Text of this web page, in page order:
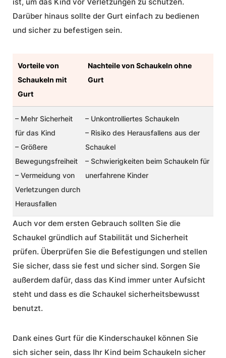
Darüber hinaus sollte der Gurt einfach zu bedienen
und sicher zu befestigen sein.
Vorteile von
Schaukeln mit
Gurt
Nachteile von Schaukeln ohne
Gurt
– Mehr Sicherheit
für das Kind
– Größere
Bewegungsfreiheit
– Vermeidung von
Verletzungen durch
Herausfallen
– Unkontrolliertes Schaukeln
– Risiko des Herausfallens aus der
Schaukel
– Schwierigkeiten beim Schaukeln für
unerfahrene Kinder
Auch vor dem ersten Gebrauch sollten Sie die
Schaukel gründlich auf Stabilität und Sicherheit
prüfen. Überprüfen Sie die Befestigungen und stellen
Sie sicher, dass sie fest und sicher sind. Sorgen Sie
außerdem dafür, dass das Kind immer unter Aufsicht
steht und dass es die Schaukel sicherheitsbewusst
benutzt.
Dank eines Gurt für die Kinderschaukel können Sie
sich sicher sein, dass Ihr Kind beim Schaukeln sicher